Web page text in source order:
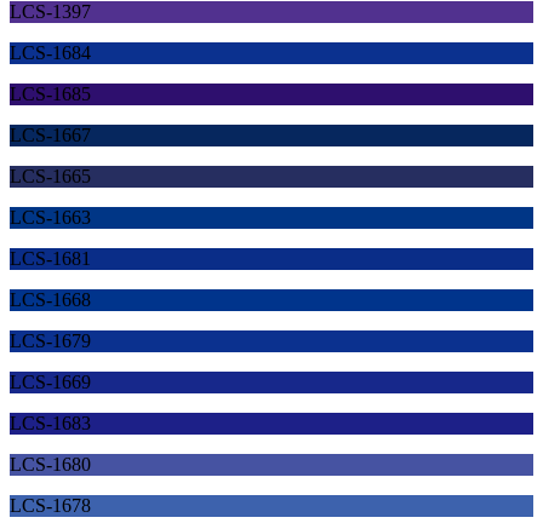
LCS-1397
LCS-1684
LCS-1685
LCS-1667
LCS-1665
LCS-1663
LCS-1681
LCS-1668
LCS-1679
LCS-1669
LCS-1683
LCS-1680
LCS-1678